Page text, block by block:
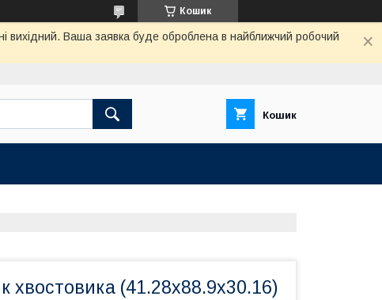
Кошик
вихідний. Ваша заявка буде оброблена в найближчий робочий
Кошик
хвостовика (41.28x88.9x30.16)